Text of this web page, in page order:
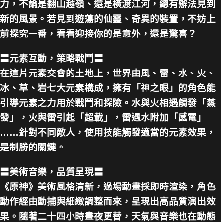
力，不論是翻山越嶺、還是橫渡江河，總有辦法見到
新的風景。若見到遊蕩的仙靈、奇異的裝置，不妨上
前探究一番，看看迎接你的是意外，還是驚喜？
〓元素互動，策略戰鬥〓
在這片元素交會的土地上，世界由風、雷、水、火、
冰、草、岩七大元素構成，擁有「神之眼」的角色能
引導元素之力用於戰鬥和探險。水與火相遇觸發「蒸
發」，火與雷引起「超載」，雷遇水附加「感電」
……針對不同敵人，使用技能觸發適當的元素效果，
是制勝的關鍵。
〓美術音樂，品質呈現〓
《原神》美術風格清新，過場動畫採即時渲染，角色
動作經由動捕與細緻調整而來，呈現出高品質演出效
果。隨著二十四小時晝夜更替，天氣與音樂也在動態